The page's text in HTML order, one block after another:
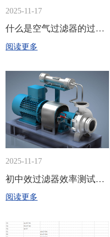
2025-11-17
什么是空气过滤器的过滤效率?
阅读更多
2025-11-17
初中效过滤器效率测试方法
阅读更多